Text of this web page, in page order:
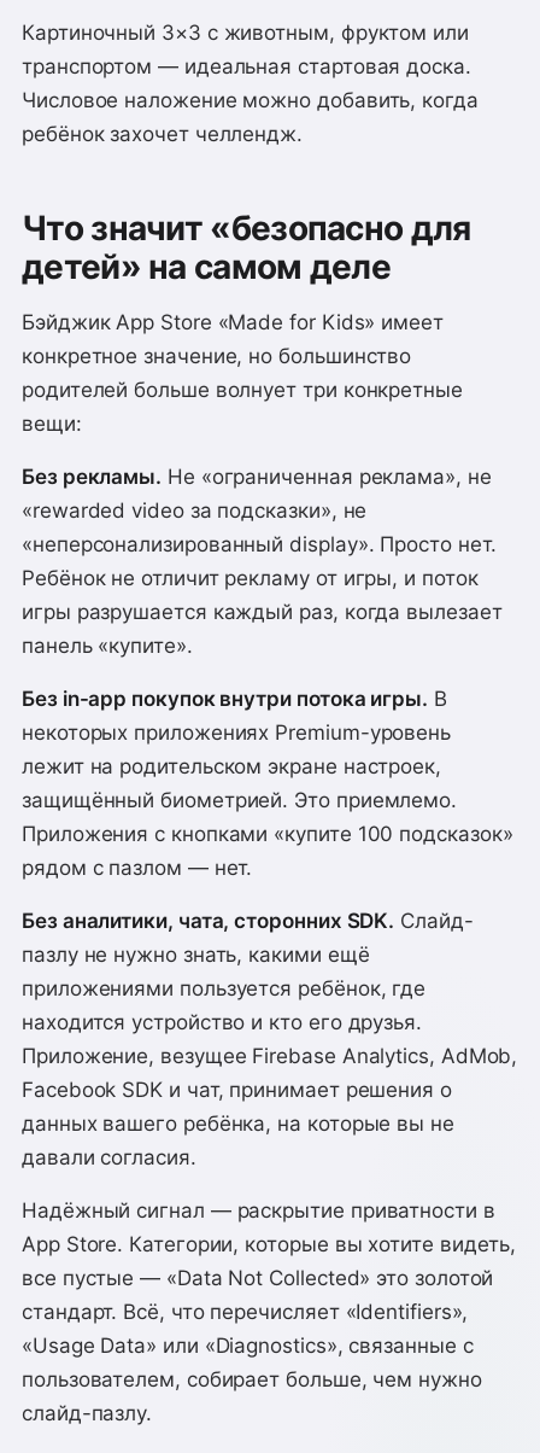
Картиночный 3×3 с животным, фруктом или
транспортом — идеальная стартовая доска.
Числовое наложение можно добавить, когда
ребёнок захочет челлендж.
Что значит «безопасно для
детей» на самом деле
Бэйджик App Store «Made for Kids» имеет
конкретное значение, но большинство
родителей больше волнует три конкретные
вещи:
Без рекламы. Не «ограниченная реклама», не
«rewarded video за подсказки», не
«неперсонализированный display». Просто нет.
Ребёнок не отличит рекламу от игры, и поток
игры разрушается каждый раз, когда вылезает
панель «купите».
Без in-app покупок внутри потока игры. В
некоторых приложениях Premium-уровень
лежит на родительском экране настроек,
защищённый биометрией. Это приемлемо.
Приложения с кнопками «купите 100 подсказок»
рядом с пазлом — нет.
Без аналитики, чата, сторонних SDK. Слайд-
пазлу не нужно знать, какими ещё
приложениями пользуется ребёнок, где
находится устройство и кто его друзья.
Приложение, везущее Firebase Analytics, AdMob,
Facebook SDK и чат, принимает решения о
данных вашего ребёнка, на которые вы не
давали согласия.
Надёжный сигнал — раскрытие приватности в
App Store. Категории, которые вы хотите видеть,
все пустые — «Data Not Collected» это золотой
стандарт. Всё, что перечисляет «Identifiers»,
«Usage Data» или «Diagnostics», связанные с
пользователем, собирает больше, чем нужно
слайд-пазлу.